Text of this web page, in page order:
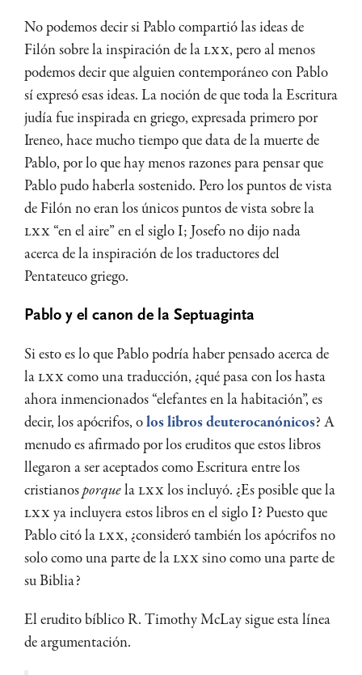
No podemos decir si Pablo compartió las ideas de
Filón sobre la inspiración de laLXX, pero al menos
podemos decir que alguien contemporáneo con Pablo
sí expresó esas ideas. La noción de que toda la Escritura
judía fue inspirada en griego, expresada primero por
Ireneo, hace mucho tiempo que data de la muerte de
Pablo, por lo que hay menos razones para pensar que
Pablo pudo haberla sostenido. Pero los puntos de vista
de Filón no eran los únicos puntos de vista sobre la
LXX “en el aire” en el siglo I; Josefo no dijo nada
acerca de la inspiración de los traductores del
Pentateuco griego.
Pablo y el canon de la Septuaginta
Si esto es lo que Pablo podría haber pensado acerca de
laLXXcomo una traducción, ¿qué pasa con los hasta
ahora inmencionados “elefantes en la habitación”, es
decir, los apócrifos, olos libros deuterocanónicos? A
menudo es afirmado por los eruditos que estos libros
llegaron a ser aceptados como Escritura entre los
cristianosporquelaLXXlos incluyó. ¿Es posible que la
LXXya incluyera estos libros en el siglo I? Puesto que
Pablo citó laLXX, ¿consideró también los apócrifos no
solo como una parte de laLXXsino como una parte de
su Biblia?
El erudito bíblico R. Timothy McLay sigue esta línea
de argumentación.